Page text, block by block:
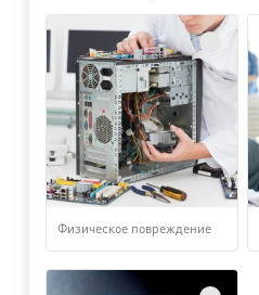
Физическое повреждение